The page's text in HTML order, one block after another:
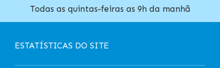
Todas as quintas-feiras as 9h da manhã
ESTATÍSTICAS DO SITE